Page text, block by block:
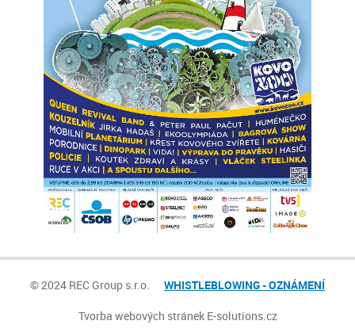
© 2024 REC Group s.r.o. WHISTLEBLOWING - OZNÁMENÍ
Tvorba webových stránekE-solutions.cz